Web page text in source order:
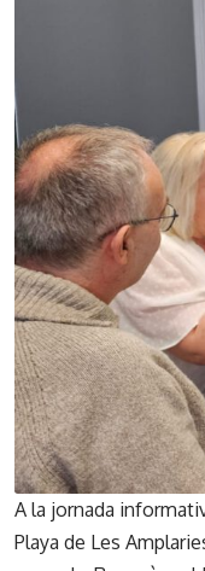
A la jornada
Playa de Les